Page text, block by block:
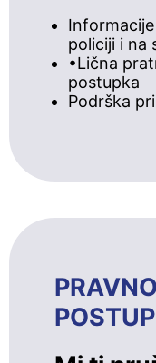
policiji i na
•Lična
postupka
Podrška